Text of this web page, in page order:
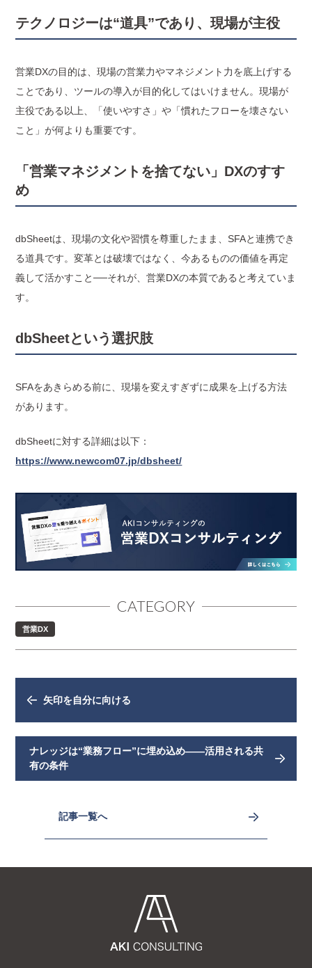
テクノロジーは“道具”であり、現場が主役
営業DXの目的は、現場の営業力やマネジメント力を底上げする
ことであり、ツールの導入が目的化してはいけません。現場が
主役である以上、「使いやすさ」や「慣れたフローを壊さない
こと」が何よりも重要です。
「営業マネジメントを捨てない」DXのすす
め
dbSheetは、現場の文化や習慣を尊重したまま、SFAと連携でき
る道具です。変革とは破壊ではなく、今あるものの価値を再定
義して活かすこと──それが、営業DXの本質であると考えていま
す。
dbSheetという選択肢
SFAをあきらめる前に、現場を変えすぎずに成果を上げる方法
があります。
dbSheetに対する詳細は以下：
https://www.newcom07.jp/dbsheet/
CATEGORY
営業DX
矢印を自分に向ける
ナレッジは“業務フロー”に埋め込め——活用される共
有の条件
記事一覧へ